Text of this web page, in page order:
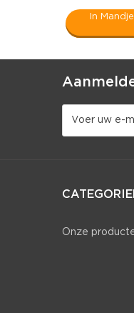
In Mandje
Onze